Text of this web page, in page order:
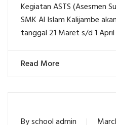
Kegiatan ASTS (Asesmen
SMK Al Islam Kalijambe
tanggal 21 Maret s/d 1 April
Read More
Byschool admin